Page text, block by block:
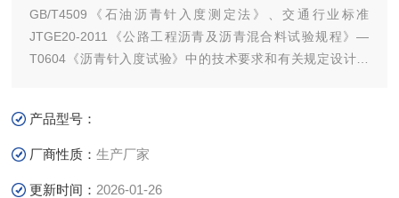
GB/T4509《石油沥青针入度测定法》、交通行业标准
JTGE20-2011《公路工程沥青及沥青混合料试验规程》—
T0604《沥青针入度试验》中的技术要求和有关规定设计制
产品型号：
厂商性质：生产厂家
更新时间： 2026-01-26